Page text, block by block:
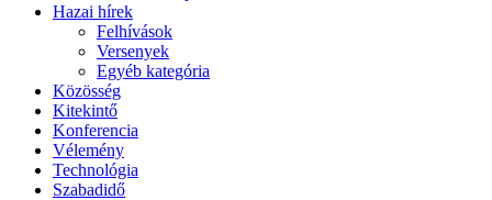
Hazai hírek
Felhívások
Versenyek
Egyéb kategória
Közösség
Kitekintő
Konferencia
Vélemény
Technológia
Szabadidő